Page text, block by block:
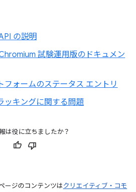
の説明
試験運用版のドキュメン
フォームのステータス エントリ
ッキングに関する問題
は役に立ちましたか？
ージのコンテンツはクリエイティブ・コモ